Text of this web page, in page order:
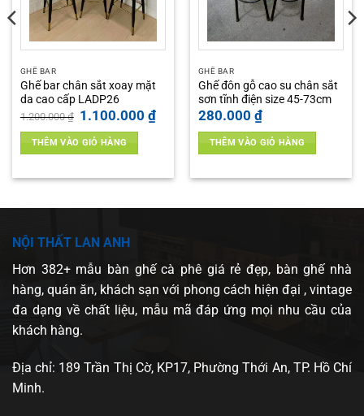
GHẾ BAR
Ghế bar chân sắt xoay mặt
da cao cấp LADP26
1.200.000₫ Giá
gốc
là:
1.200.000 ₫.
1.100.000 ₫Giá
hiện
1.100.000 ₫.
THÊM VÀO GIỎ HÀNG
GHẾ BAR
Ghế đôn gỗ cao su chân sắt
sơn tĩnh điện size 45-73cm
280.000 ₫
THÊM VÀO GIỎ HÀNG
NỘI THẤT LAN ANH
Hơn 382+ mẫu bàn ghế cà phê giá rẻ đẹp, bàn ghế nhà
hàng, quán ăn, khách sạn với phong cách hiện đại , vintage
đa dạng về chất liệu, mẫu mã đáp ứng mọi nhu cầu của
khách hàng.
Địa chỉ: 189 Trần Thị Cờ, KP17, Phường Thới An, TP. Hồ Chí
Minh.